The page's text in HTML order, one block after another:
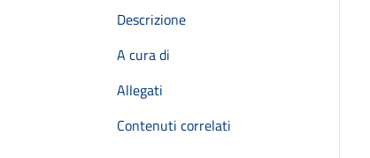
Descrizione
A cura di
Allegati
Contenuti correlati